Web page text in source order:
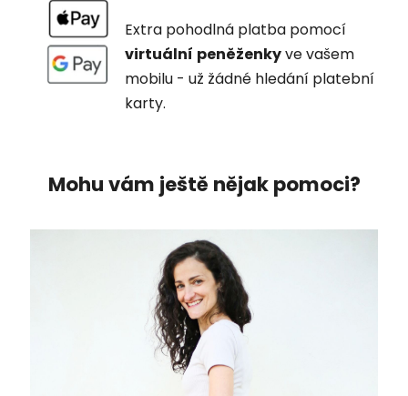
Extra pohodlná platba pomocí
virtuální peněženkyve vašem
mobilu - už žádné hledání platební
karty.
Mohu vám ještě nějak pomoci?
Je libo SLEVA 15 %
na 1. nákup?
POŠLETE MI SLEVU
Ochrana osobních údajů